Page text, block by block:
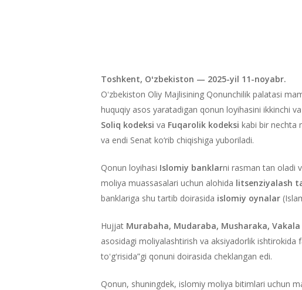
Toshkent, Oʻzbekiston — 2025-yil 11-noyabr.
Oʻzbekiston Oliy Majlisining Qonunchilik palatasi
huquqiy asos yaratadigan qonun loyihasini ikkinchi
Soliq kodeksi va Fuqarolik kodeksi kabi bir nechta
va endi Senat ko‘rib chiqishiga yuboriladi.
Qonun loyihasi Islomiy banklarni rasman tan oladi
moliya muassasalari uchun alohida litsenziyalash
banklariga shu tartib doirasida islomiy oynalar
Hujjat Murabaha, Mudaraba, Musharaka, Vakala
asosidagi moliyalashtirish va aksiyadorlik ishtirokida
toʻgʻrisida”gi qonuni doirasida cheklangan edi.
Qonun, shuningdek, islomiy moliya bitimlari uchun